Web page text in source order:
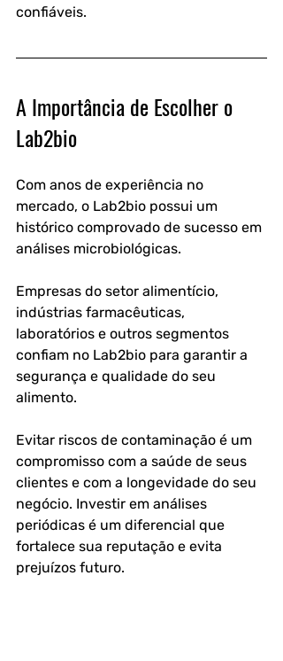
confiáveis.
A Importância de Escolher o
Lab2bio
Com anos de experiência no
mercado, o Lab2bio possui um
histórico comprovado de sucesso em
análises microbiológicas.
Empresas do setor alimentício,
indústrias farmacêuticas,
laboratórios e outros segmentos
confiam no Lab2bio para garantir a
segurança e qualidade do seu
alimento.
Evitar riscos de contaminação é um
compromisso com a saúde de seus
clientes e com a longevidade do seu
negócio. Investir em análises
periódicas é um diferencial que
fortalece sua reputação e evita
prejuízos futuro.